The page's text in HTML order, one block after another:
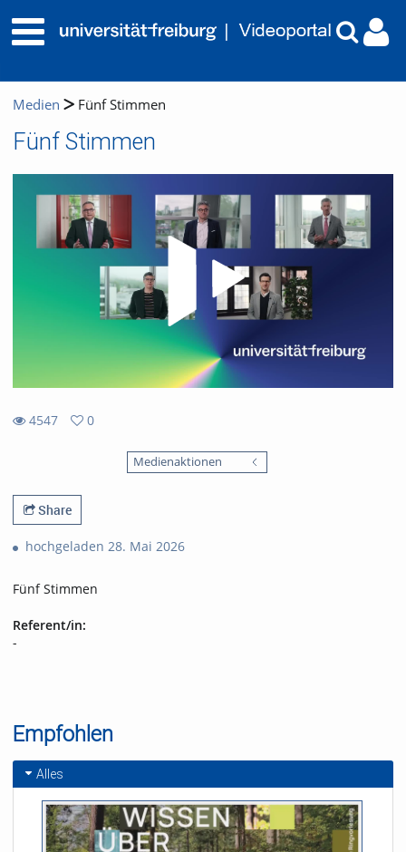
Medien Fünf Stimmen
Fünf Stimmen
4547
0
Medienaktionen
Share
hochgeladen 28. Mai 2026
Fünf Stimmen
Referent/in:
-
Empfohlen
Alles